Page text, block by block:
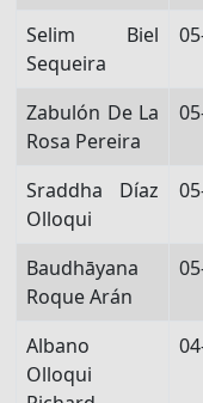
Selim Biel
Sequeira
Zabulón De La
Rosa Pereira
Sraddha Díaz
Olloqui
Baudhāyana
Roque Arán
Albano
Olloqui